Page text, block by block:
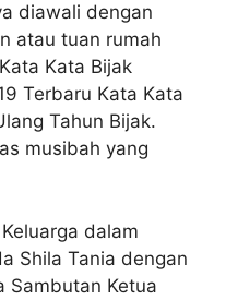
diawali dengan
atau tuan rumah
Kata Bijak
Terbaru Kata Kata
Tahun Bijak.
musibah yang
dalam
Shila Tania dengan
Sambutan Ketua